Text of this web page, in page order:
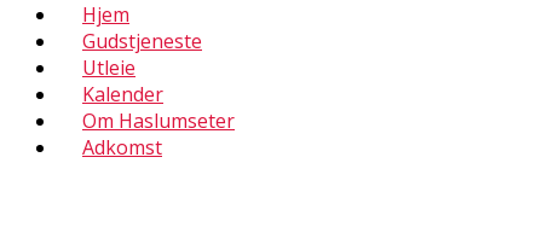
Hjem
Gudstjeneste
Utleie
Kalender
Om Haslumseter
Adkomst